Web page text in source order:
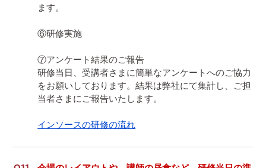
ます。
⑥研修実施
⑦アンケート結果のご報告
研修当日、受講者さまに簡単なアンケートへのご協力
をお願いしております。結果は弊社にて集計し、ご担
当者さまにご報告いたします。
インソースの研修の流れ